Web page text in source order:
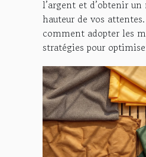
l’argent et d’obtenir
hauteur de vos
comment adopter les
stratégies pour